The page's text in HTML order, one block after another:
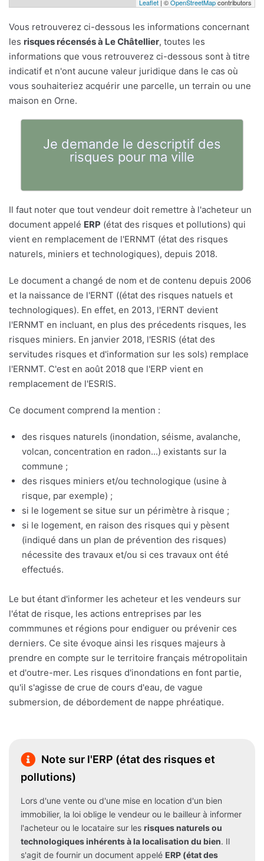
Leaflet | ©OpenStreetMapcontributors
Vous retrouverez ci-dessous les informations concernant
les risques récensés à Le Châtellier, toutes les
informations que vous retrouverez ci-dessous sont à titre
indicatif et n'ont aucune valeur juridique dans le cas où
vous souhaiteriez acquérir une parcelle, un terrain ou une
maison en Orne.
Je demande le descriptif des
risques pour ma ville
Il faut noter que tout vendeur doit remettre à l'acheteur un
document appelé ERP (état des risques et pollutions) qui
vient en remplacement de l'ERNMT (état des risques
naturels, miniers et technologiques), depuis 2018.
Le document a changé de nom et de contenu depuis 2006
et la naissance de l'ERNT ((état des risques natuels et
technologiques). En effet, en 2013, l'ERNT devient
l'ERNMT en incluant, en plus des précedents risques, les
risques miniers. En janvier 2018, l'ESRIS (état des
servitudes risques et d'information sur les sols) remplace
l'ERNMT. C'est en août 2018 que l'ERP vient en
remplacement de l'ESRIS.
Ce document comprend la mention :
des risques naturels (inondation, séisme, avalanche,
volcan, concentration en radon...) existants sur la
commune ;
des risques miniers et/ou technologique (usine à
risque, par exemple) ;
si le logement se situe sur un périmètre à risque ;
si le logement, en raison des risques qui y pèsent
(indiqué dans un plan de prévention des risques)
nécessite des travaux et/ou si ces travaux ont été
effectués.
Le but étant d'informer les acheteur et les vendeurs sur
l'état de risque, les actions entreprises par les
commmunes et régions pour endiguer ou prévenir ces
derniers. Ce site évoque ainsi les risques majeurs à
prendre en compte sur le territoire français métropolitain
et d'outre-mer. Les risques d'inondations en font partie,
qu'il s'agisse de crue de cours d'eau, de vague
submersion, de débordement de nappe phréatique.
Note sur l'ERP (état des risques et
pollutions)
Lors d'une vente ou d'une mise en location d'un bien
immobilier, la loi oblige le vendeur ou le bailleur à informer
l'acheteur ou le locataire sur les risques naturels ou
technologiques inhérents à la localisation du bien. Il
s'agit de fournir un document appelé ERP (état des